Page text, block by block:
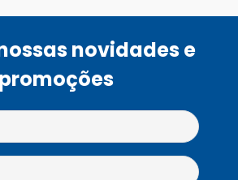
novidades e
promoções